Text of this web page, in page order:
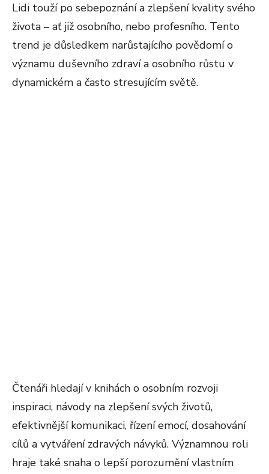
Lidi touží po sebepoznání a zlepšení kvality svého
života – ať již osobního, nebo profesního. Tento
trend je důsledkem narůstajícího povědomí o
významu duševního zdraví a osobního růstu v
dynamickém a často stresujícím světě.
Čtenáři hledají v knihách o osobním rozvoji
inspiraci, návody na zlepšení svých životů,
efektivnější komunikaci, řízení emocí, dosahování
cílů a vytváření zdravých návyků. Významnou roli
hraje také snaha o lepší porozumění vlastním